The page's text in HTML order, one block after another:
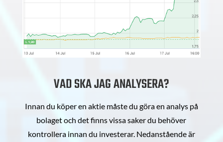
VAD SKA JAG ANALYSERA?
Innan du köper en aktie måste du göra en analys på
bolaget och det finns vissa saker du behöver
kontrollera innan du investerar. Nedanstående är